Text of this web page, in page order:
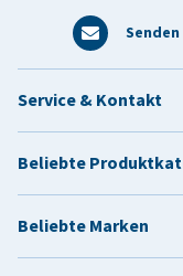
Senden
Service & Kontakt
Beliebte
Beliebte Marken